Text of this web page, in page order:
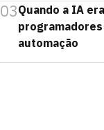
03Quando a IA
automação